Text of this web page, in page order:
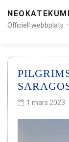
Officiell webbplats
1 mars 2023